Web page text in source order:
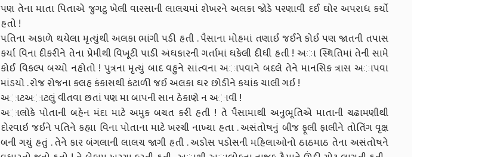
પણ તેના માતા પિતાએ જુગટુ ખેલી વારસાની લાલચમાં શેખરને અલકા જોડે પરણાવી દઈ ઘોર અપરાધ કર્યો
હતો !
પતિના અકાળે થયેલા મૃત્યુંથી અલકા ભાંગી પડી હતી . પૈસાના મોહમાં તણાઈ જઈને કોઈ પણ જાતની તપાસ
કર્યા વિના દીકરીને તેના પ્રેમીથી વિખૂટી પાડી અંધકારની ગર્તામાં ધકેલી દીધી હતી ! અા સ્થિતિમાં તેની સામે
કોઈ વિકલ્પ બચ્યો નહોતો ! પુત્રના મૃત્યું બાદ વહુને સાંત્વના અાપવાને બદલે તેને માનસિક ત્રાસ અાપવા
માંડયો . રોજ રોજના કલહ કંકાસથી કંટાળી જઈ અલકા ઘર છોડીને કયાંક ચાલી ગઈ !
અાટઅાટલું વીતવા છતાં પણ મા બાપની સાન ઠેકાણે ન અાવી !
અાલોકે પોતાની બહેન મંદા માટે અમુક બચત કરી હતી ! તે પૈસામાથી અનુભૂતિએ માતાની ચઢામણીથી
દોરવાઇ જઈને પતિને કહ્યા વિના પોતાના માટે ખરચી નાખ્યા હતા . અસંતોષનું બીજ ફૂલી ફાલીને તોતિંગ વૃક્ષ
બની ગયું હતું . તેને કાર બંગલાની લાલચ જાગી હતી . અડોસ પડોસની મહિલાઓનો ઠાઠમાઠ તેના અસંતોષને